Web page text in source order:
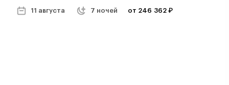
11 августа 7 ночей от 246 362 ₽